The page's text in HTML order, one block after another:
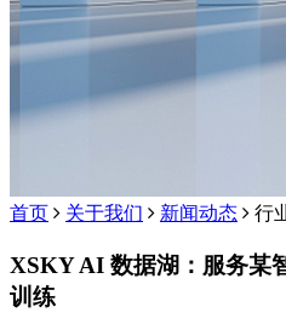
首页 关于我们 新闻动态 行
XSKY AI 数据湖：服务某
训练